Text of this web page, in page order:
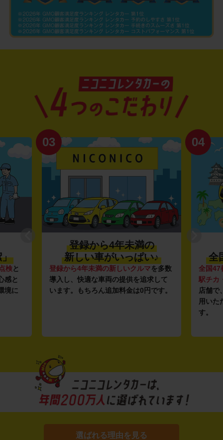
」
検と
感と
境に
03
登録から4年未満の
新しい車がいっぱい♪
登録から4年未満の新しいクルマを多数
導入し、快適な車両の提供を追求して
います。もちろん追加料金は0円です。
04
全
全国47
駅チカ
店舗で
用いた
す。
選ばれる理由を見る